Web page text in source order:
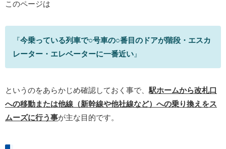
このページは
『今乗っている列車で○号車の○番目のドアが階段・エスカ
レーター・エレベーターに一番近い 』
というのをあらかじめ確認しておく事で、 駅ホームから改札口
への移動または他線（新幹線や他社線など）への乗り換えをス
ムーズに行う事が主な目的です。